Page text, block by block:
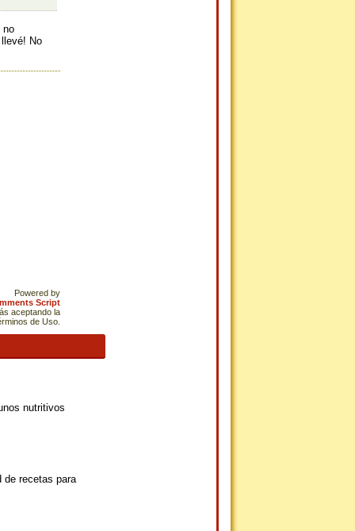
no
No
Powered by
Script
aceptando la
de Uso.
nutritivos
de recetas para